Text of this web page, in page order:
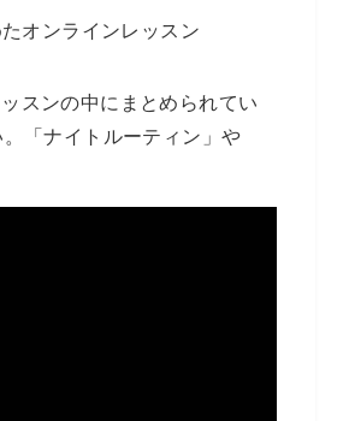
オンラインレッスン
スンの中にまとめられてい
「ナイトルーティン」や